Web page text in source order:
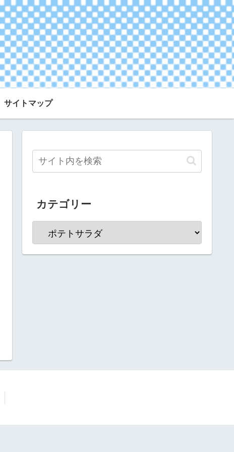
サイトマップ
カテゴリー